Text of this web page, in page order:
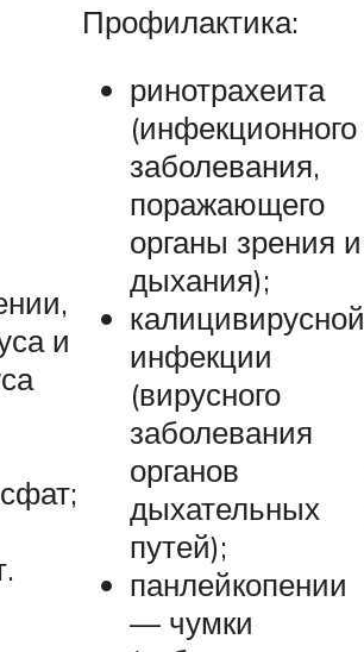
и
Профилактика:
ринотрахеита
(инфекционного
заболевания,
поражающего
органы зрения и
дыхания);
калицивирусной
инфекции
(вирусного
заболевания
органов
дыхательных
путей);
панлейкопении
— чумки